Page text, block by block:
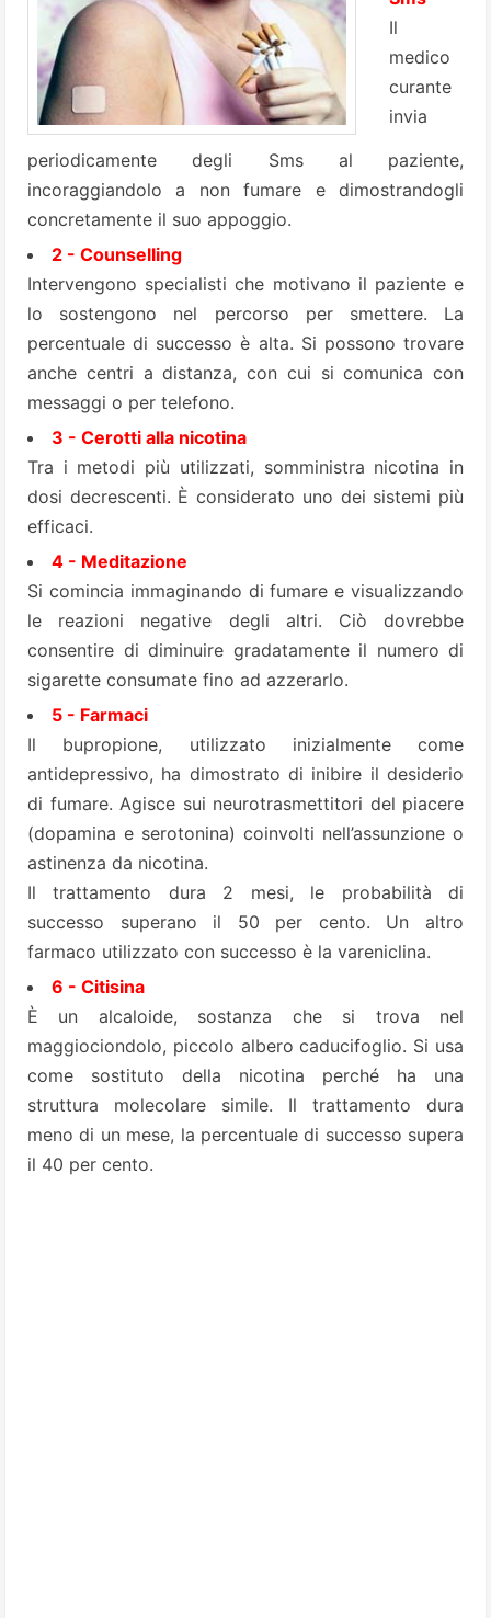
Il
medico
curante
invia
periodicamente degli Sms al paziente,
incoraggiandolo a non fumare e dimostrandogli
concretamente il suo appoggio.
2 - Counselling
Intervengono specialisti che motivano il paziente e
lo sostengono nel percorso per smettere. La
percentuale di successo è alta. Si possono trovare
anche centri a distanza, con cui si comunica con
messaggi o per telefono.
3 - Cerotti alla nicotina
Tra i metodi più utilizzati, somministra nicotina in
dosi decrescenti. È considerato uno dei sistemi più
efficaci.
4 - Meditazione
Si comincia immaginando di fumare e visualizzando
le reazioni negative degli altri. Ciò dovrebbe
consentire di diminuire gradatamente il numero di
sigarette consumate fino ad azzerarlo.
5 - Farmaci
Il bupropione, utilizzato inizialmente come
antidepressivo, ha dimostrato di inibire il desiderio
di fumare. Agisce sui neurotrasmettitori del piacere
(dopamina e serotonina) coinvolti nell’assunzione o
astinenza da nicotina.
Il trattamento dura 2 mesi, le probabilità di
successo superano il 50 per cento. Un altro
farmaco utilizzato con successo è la vareniclina.
6 - Citisina
È un alcaloide, sostanza che si trova nel
maggiociondolo, piccolo albero caducifoglio. Si usa
come sostituto della nicotina perché ha una
struttura molecolare simile. Il trattamento dura
meno di un mese, la percentuale di successo supera
il 40 per cento.